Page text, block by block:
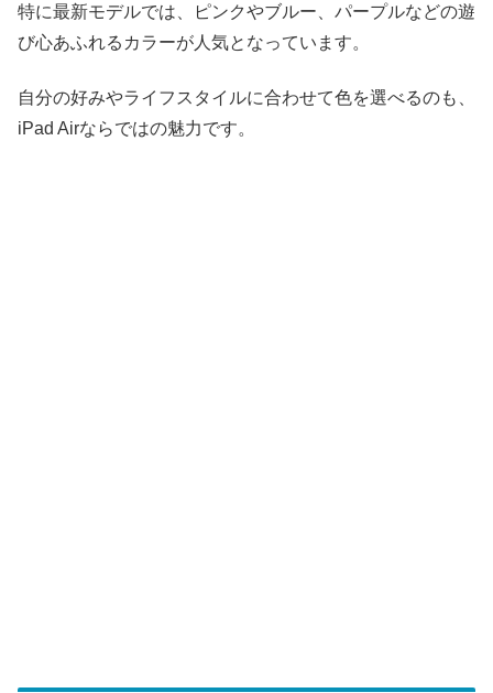
特に最新モデルでは、ピンクやブルー、パープルなどの遊
び心あふれるカラーが人気となっています。
自分の好みやライフスタイルに合わせて色を選べるのも、
iPad Airならではの魅力です。